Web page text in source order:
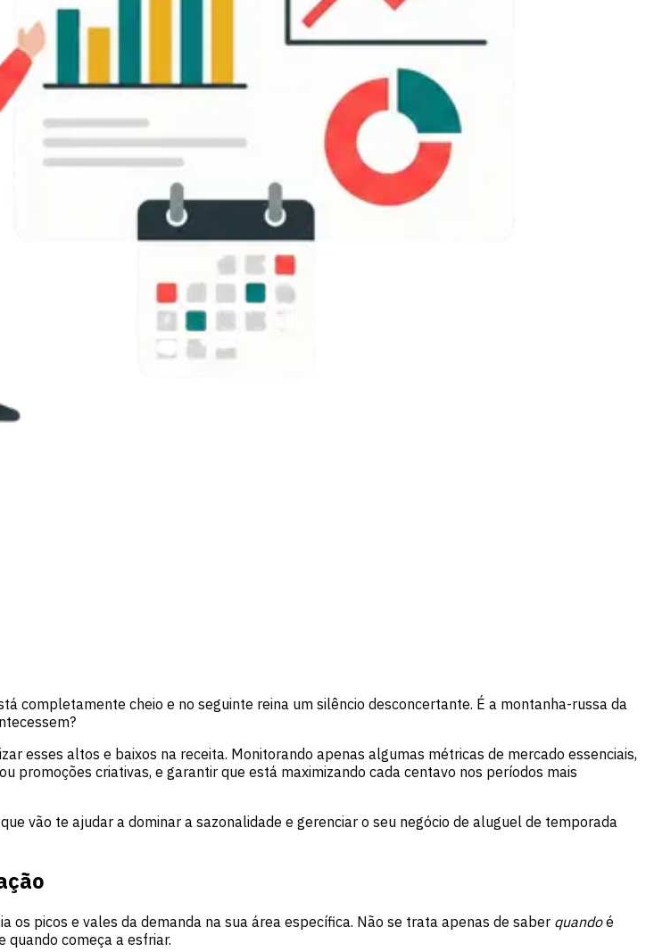
completamente cheio e no seguinte reina um silêncio desconcertante. É a montanha-russa da
esses altos e baixos na receita. Monitorando apenas algumas métricas de mercado essenciais,
criativas, e garantir que está maximizando cada centavo nos períodos mais
vão te ajudar a dominar a sazonalidade e gerenciar o seu negócio de aluguel de temporada
os picos e vales da demanda na sua área específica. Não se trata apenas de saber quandoé
começa a esfriar.